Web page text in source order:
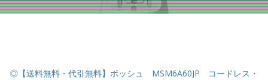
◎【送料無料・代引無料】ボッシュ MSM6A60JP コードレス・